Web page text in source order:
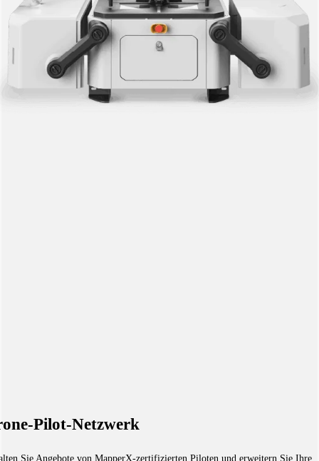
Pilot-Netzwerk
Sie Angebote von MapperX-zertifizierten Piloten und erweitern Sie Ihre